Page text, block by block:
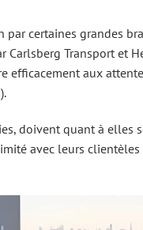
certaines grandes
Transport et
efficacement aux
).
doivent quant à elles
avec leurs